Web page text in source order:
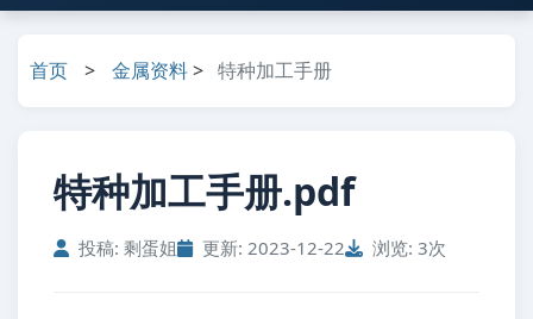
首页 > 金属资料> 特种加工手册
特种加工手册.pdf
投稿: 剩蛋姐 更新: 2023-12-22 浏览: 3次